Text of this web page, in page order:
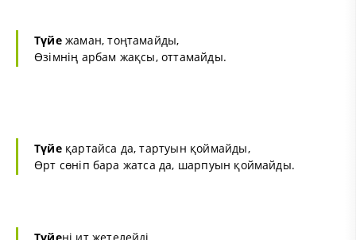
Түйежаман, тоңтамайды,
Өзімнің арбам жақсы, оттамайды.
Түйеқартайса да, тартуын қоймайды,
Өрт сөніп бара жатса да, шарпуын қоймайды.
Түйені ит жетелейді,